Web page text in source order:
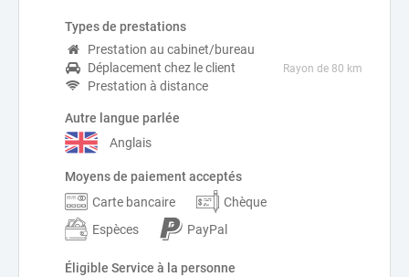
Types de prestations
Prestation au cabinet/bureau
Déplacement chez le client
Rayon de 80 km
Prestation à distance
Autre langue parlée
Anglais
Moyens de paiement acceptés
Carte bancaire
Chèque
Espèces
PayPal
Éligible Service à la personne